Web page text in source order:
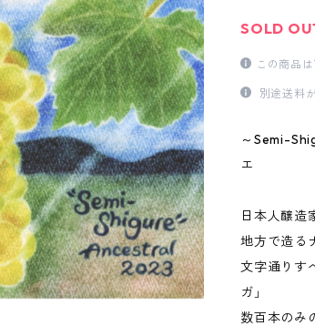
SOLD
この商品
別途送料
～Semi-
エ
日本人醸造
地方で造る
文字通りす
ガ」
数百本のみ